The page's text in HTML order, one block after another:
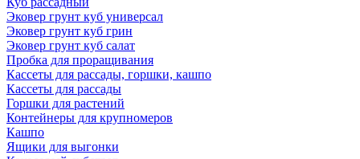
Эковер грунт куб универсал
Эковер грунт куб грин
Эковер грунт куб салат
Пробка для проращивания
Кассеты для рассады, горшки, кашпо
Кассеты для рассады
Горшки для растений
Контейнеры для крупномеров
Кашпо
Ящики для выгонки